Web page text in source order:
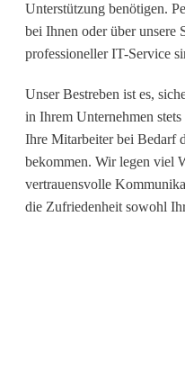
Unterstützung benötigen.
bei Ihnen oder über unsere
professioneller IT-Service
Unser Bestreben ist es,
in Ihrem Unternehmen
Ihre Mitarbeiter bei Bedarf
bekommen. Wir legen viel
vertrauensvolle
die Zufriedenheit sowohl